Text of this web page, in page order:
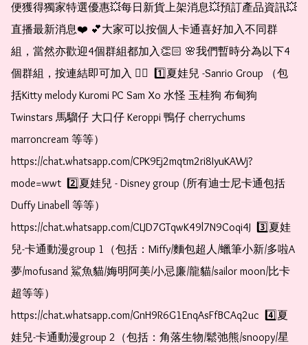
便獲得獨家特選優惠💥每日新貨上架消息💥預訂產品資訊💥
直播最新消息❤️ 💕大家可以按個人卡通喜好加入不同群
組，當然亦歡迎4個群組都加入👏🏻 🌸我們暫時分為以下4
個群組，按連結即可加入 👇🏻  1️⃣夏娃兒 -Sanrio Group （包
括Kitty melody Kuromi PC Sam Xo 水怪 玉桂狗 布甸狗
Twinstars 馬騮仔 大口仔 Keroppi 鴨仔 cherrychums
marroncream 等等）
https://chat.whatsapp.com/CPK9Ej2mqtm2ri8IyuKAWj?
mode=wwt  2️⃣夏娃兒 - Disney group (所有迪士尼卡通包括
Duffy Linabell 等等）
https://chat.whatsapp.com/CLJD7GTqwK49l7N9Coqi4J  3️⃣夏娃
兒-卡通動漫group 1（包括：Miffy/麵包超人/蠟筆小新/多啦A
夢/mofusand 鯊魚貓/娒明阿美/小忌廉/龍貓/sailor moon/比卡
超等等）
https://chat.whatsapp.com/GnH9R6G1EnqAsFfBCAq2uc  4️⃣夏
娃兒-卡通動漫group 2（包括：角落生物/鬆弛熊/snoopy/星